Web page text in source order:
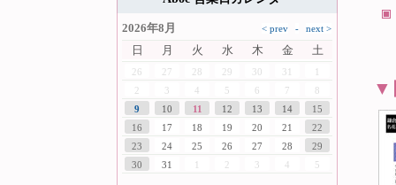
2026年8月
日
月 火 水 木 金 土
26 27 28 29 30 31
1
3 4 5 6 7
8
9
10 11 12 13 14
15
16
17 18 19 20 21
22
23
24 25 26 27 28
29
30
31 1 3 4 5
▼